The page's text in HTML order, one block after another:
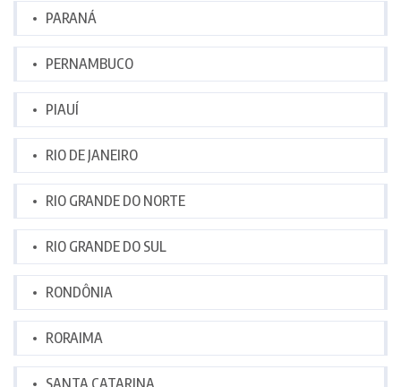
PARANÁ
PERNAMBUCO
PIAUÍ
RIO DE JANEIRO
RIO GRANDE DO NORTE
RIO GRANDE DO SUL
RONDÔNIA
RORAIMA
SANTA CATARINA